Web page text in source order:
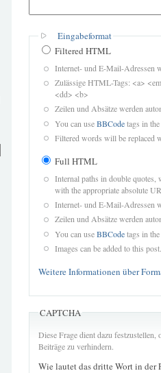
Eingabeformat
Filtered HTML
Internet- und E-Mail-Adressen
Zulässige HTML-Tags: <a>
<dd> <b>
Zeilen und Absätze werden
You can useBBCodetags in
Filtered words will be replaced
Full HTML
Internal paths in double quotes,
with the appropriate absolute
Internet- und E-Mail-Adressen
Zeilen und Absätze werden
You can useBBCodetags in
Images can be added to this post.
Weitere Informationen über
CAPTCHA
Diese Frage dient dazu
Beiträge zu verhindern.
Wie lautet das dritte Wort in der